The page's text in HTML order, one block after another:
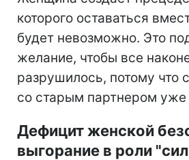
которого оставаться
будет невозможно. Это
желание, чтобы все
разрушилось, потому что
со старым партнером уже
Дефицит женской
выгорание в роли